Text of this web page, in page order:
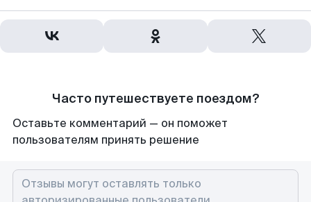
Часто путешествуете поездом?
Оставьте комментарий — он поможет
пользователям принять решение